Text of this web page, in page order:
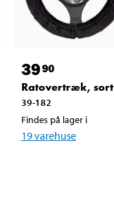
3990
Ratovertræk, sort
39-182
Findes på lager i
19varehuse